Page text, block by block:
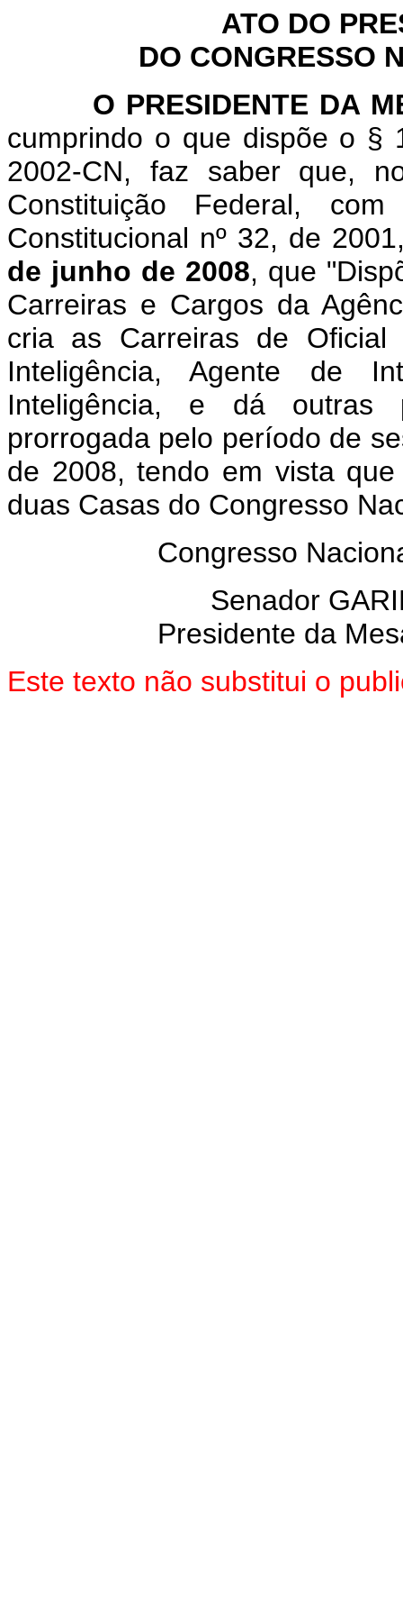
ATO DO
DO CONGRESSO
O PRESIDENTE DA
cumprindo o que dispõe o §
2002-CN, faz saber que,
Constituição Federal,
Constitucional nº 32, de
de junho de 2008, que
Carreiras e Cargos da
cria as Carreiras de Oficial
Inteligência, Agente de
Inteligência, e dá outras
prorrogada pelo período de
de 2008, tendo em vista
duas Casas do Congresso
Congresso
Senador
Presidente da
Este texto não substitui o